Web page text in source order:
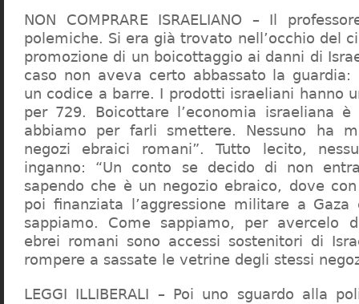
NON COMPRARE ISRAELIANO – Il
polemiche. Si era già trovato nell’occhio del
promozione di un boicottaggio ai danni di
caso non aveva certo abbassato la guardia:
un codice a barre. I prodotti israeliani hanno
per 729. Boicottare l’economia israeliana è
abbiamo per farli smettere. Nessuno ha
negozi ebraici romani”. Tutto lecito,
inganno: “Un conto se decido di non
sapendo che è un negozio ebraico, dove
poi finanziata l’aggressione militare a
sappiamo. Come sappiamo, per avercelo
ebrei romani sono accessi sostenitori di
rompere a sassate le vetrine degli stessi
LEGGI ILLIBERALI – Poi uno sguardo alla